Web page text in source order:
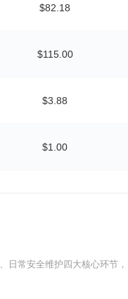
$82.18
$115.00
$3.88
$1.00
日常安全维护四大核心环节，